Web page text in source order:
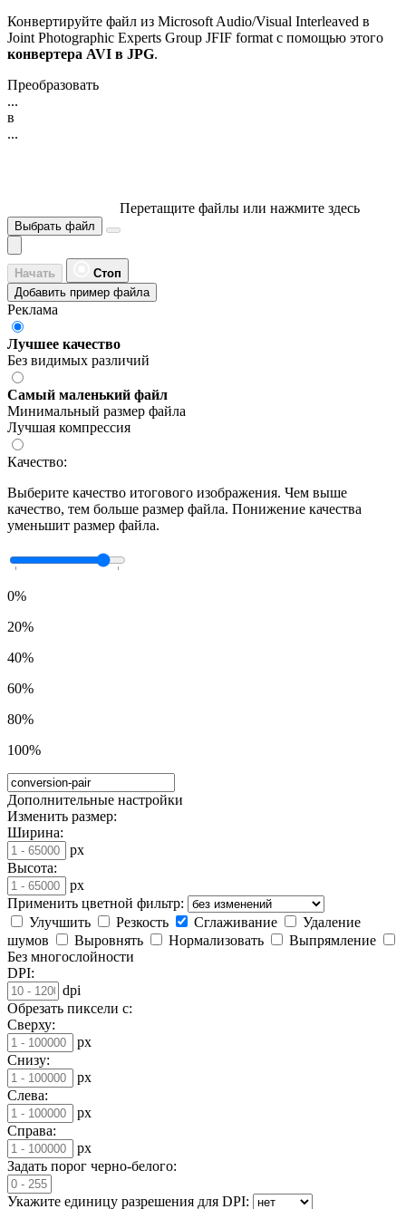
Конвертируйте файл из Microsoft Audio/Visual Interleaved в
Joint Photographic Experts Group JFIF format с помощью этого
конвертера AVI в JPG.
Преобразовать
...
в
...
Перетащите файлы или нажмите здесь
Выбрать файл
Начать
Стоп
Добавить пример файла
Реклама
Лучшее качество
Без видимых различий
Самый маленький файл
Минимальный размер файла
Лучшая компрессия
Качество:
Выберите качество итогового изображения. Чем выше
качество, тем больше размер файла. Понижение качества
уменьшит размер файла.
0%
20%
40%
60%
80%
100%
Дополнительные настройки
Изменить размер:
Ширина:
px
Высота:
px
Применить цветной фильтр:
Улучшить
Резкость Сглаживание
Удаление
шумов
Выровнять Нормализовать
Выпрямление
Без многослойности
DPI:
dpi
Обрезать пиксели с:
Сверху:
px
Снизу:
px
Слева:
px
Справа:
px
Задать порог черно-белого:
Укажите единицу разрешения для DPI: